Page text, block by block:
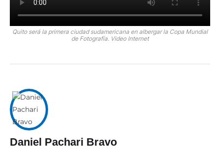
Quito será la primera ciudad sudamericana en albergar la Copa Mundial
de Fotografía. Video Internet
Daniel Pachari Bravo